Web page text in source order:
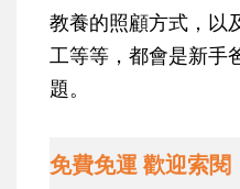
教養的照顧方式，以
工等等，都會是新手
題。
免費免運 歡迎索閱